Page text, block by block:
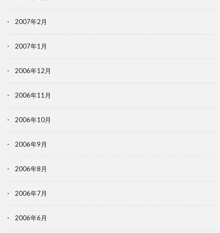
2007年2月
2007年1月
2006年12月
2006年11月
2006年10月
2006年9月
2006年8月
2006年7月
2006年6月